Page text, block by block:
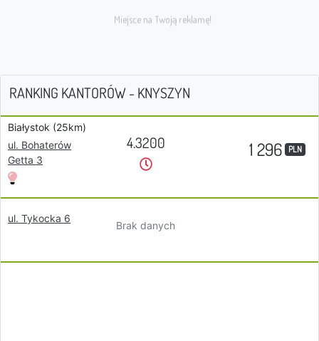
RANKING KANTORÓW - KNYSZYN
Białystok (25km)
ul. Bohaterów
Getta 3
4.3200 1 296 PLN
ul. Tykocka 6
Brak danych